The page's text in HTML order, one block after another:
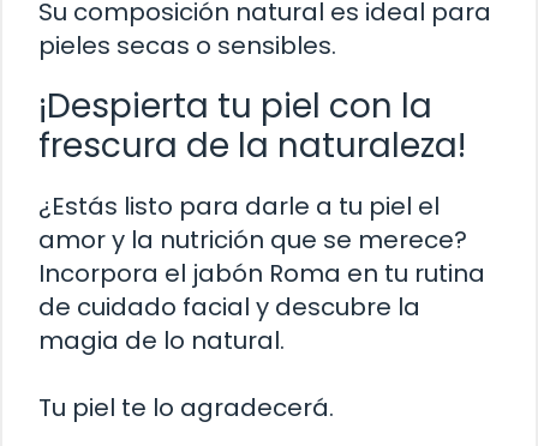
Su composición natural es ideal para
pieles secas o sensibles.
¡Despierta tu piel con la
frescura de la naturaleza!
¿Estás listo para darle a tu piel el
amor y la nutrición que se merece?
Incorpora el jabón Roma en tu rutina
de cuidado facial y descubre la
magia de lo natural.
Tu piel te lo agradecerá.